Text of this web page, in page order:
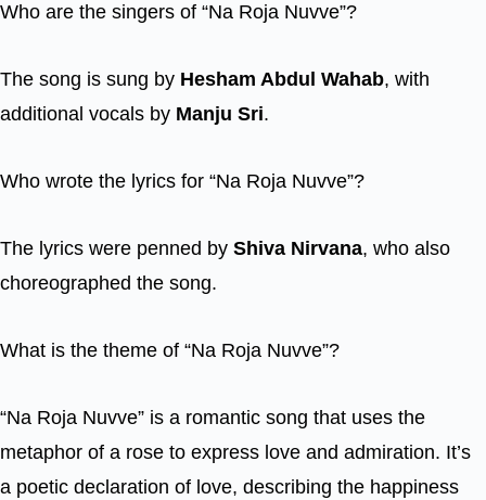
Who are the singers of “Na Roja Nuvve”?
The song is sung by Hesham Abdul Wahab, with
additional vocals by Manju Sri.
Who wrote the lyrics for “Na Roja Nuvve”?
The lyrics were penned by Shiva Nirvana, who also
choreographed the song.
What is the theme of “Na Roja Nuvve”?
“Na Roja Nuvve” is a romantic song that uses the
metaphor of a rose to express love and admiration. It’s
a poetic declaration of love, describing the happiness